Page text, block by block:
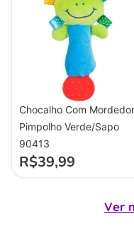
Chocalho Com Mordedor
Pimpolho Verde/Sapo
90413
R$39,99
Ver